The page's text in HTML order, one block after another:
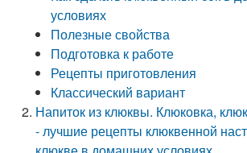
условиях
Полезные свойства
Подготовка к работе
Рецепты приготовления
Классический вариант
Напиток из клюквы. Клюковка,
- лучшие рецепты клюквенной